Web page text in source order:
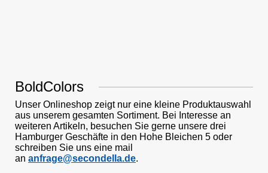
BoldColors
Unser Onlineshop zeigt nur eine kleine Produktauswahl
aus unserem gesamten Sortiment. Bei Interesse an
weiteren Artikeln, besuchen Sie gerne unsere drei
Hamburger Geschäfte in den Hohe Bleichen 5 oder
schreiben Sie uns eine mail
an anfrage@secondella.de.